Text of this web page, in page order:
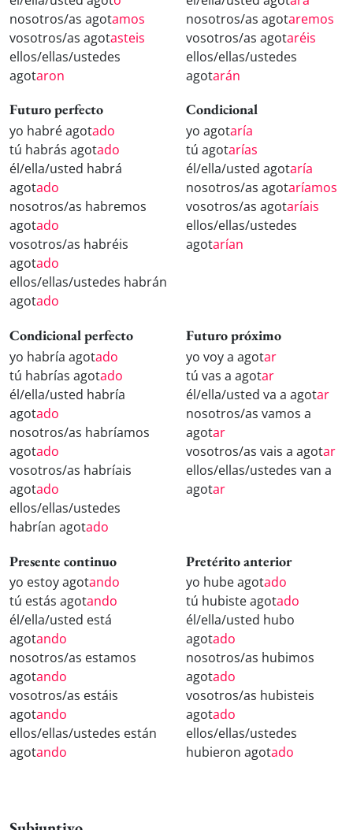
nosotros/as agotamos
vosotros/as agotasteis
ellos/ellas/ustedes
agotaron
nosotros/as agotaremos
vosotros/as agotaréis
ellos/ellas/ustedes
agotarán
Futuro perfecto
yo habré agotado
tú habrás agotado
él/ella/usted habrá
agotado
nosotros/as habremos
agotado
vosotros/as habréis
agotado
ellos/ellas/ustedes habrán
agotado
Condicional
yo agotaría
tú agotarías
él/ella/usted agotaría
nosotros/as agotaríamos
vosotros/as agotaríais
ellos/ellas/ustedes
agotarían
Condicional perfecto
yo habría agotado
tú habrías agotado
él/ella/usted habría
agotado
nosotros/as habríamos
agotado
vosotros/as habríais
agotado
ellos/ellas/ustedes
habrían agotado
Futuro próximo
yo voy a agotar
tú vas a agotar
él/ella/usted va a agotar
nosotros/as vamos a
agotar
vosotros/as vais a agotar
ellos/ellas/ustedes van a
agotar
Presente continuo
yo estoy agotando
tú estás agotando
él/ella/usted está
agotando
nosotros/as estamos
agotando
vosotros/as estáis
agotando
ellos/ellas/ustedes están
agotando
Pretérito anterior
yo hube agotado
tú hubiste agotado
él/ella/usted hubo
agotado
nosotros/as hubimos
agotado
vosotros/as hubisteis
agotado
ellos/ellas/ustedes
hubieron agotado